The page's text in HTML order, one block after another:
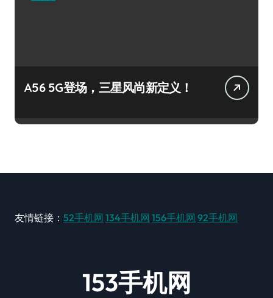
A56 5G登场，三星风尚新定义！
友情链接： 52手机网 134手机网 156手机网 92手机网
153手机网